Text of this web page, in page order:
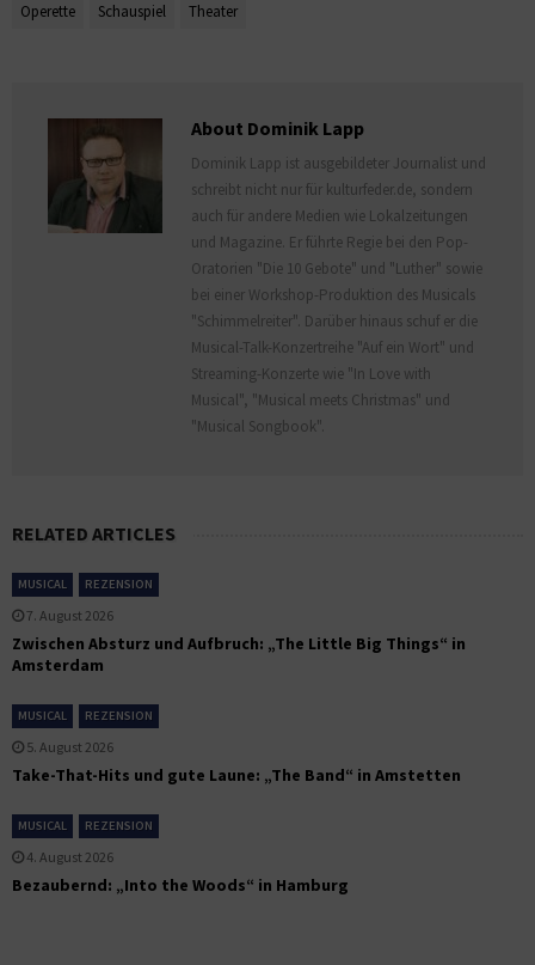
Operette
Schauspiel Theater
About Dominik Lapp
Dominik Lapp ist ausgebildeter Journalist und
schreibt nicht nur für kulturfeder.de, sondern
auch für andere Medien wie Lokalzeitungen
und Magazine. Er führte Regie bei den Pop-
Oratorien "Die 10 Gebote" und "Luther" sowie
bei einer Workshop-Produktion des Musicals
"Schimmelreiter". Darüber hinaus schuf er die
Musical-Talk-Konzertreihe "Auf ein Wort" und
Streaming-Konzerte wie "In Love with
Musical", "Musical meets Christmas" und
"Musical Songbook".
RELATED ARTICLES
MUSICAL REZENSION
7. August 2026
Zwischen Absturz und Aufbruch: „The Little Big Things“ in
Amsterdam
MUSICAL REZENSION
5. August 2026
Take-That-Hits und gute Laune: „The Band“ in Amstetten
MUSICAL REZENSION
4. August 2026
Bezaubernd: „Into the Woods“ in Hamburg